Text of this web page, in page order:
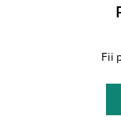
Fii